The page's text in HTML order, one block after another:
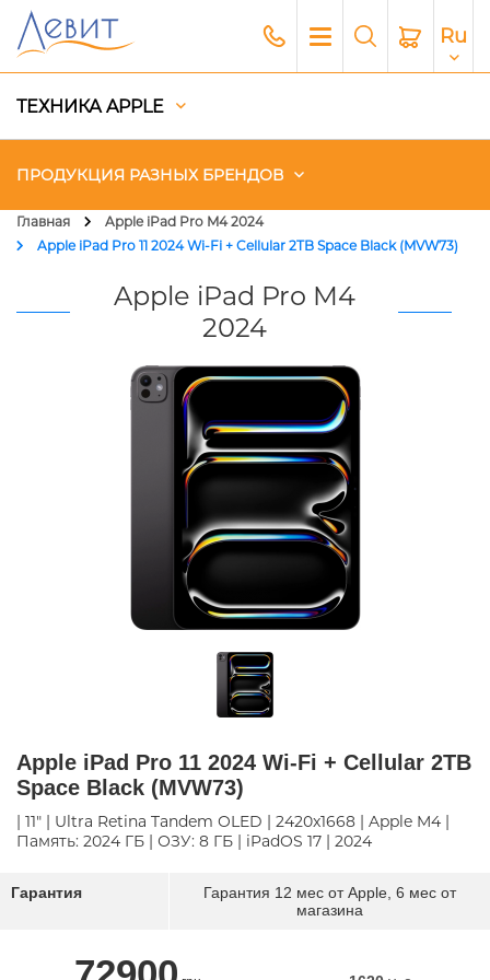
Ru
ТЕХНИКА APPLE
ПРОДУКЦИЯ РАЗНЫХ БРЕНДОВ
Чехлы
Акустика
Платный сервис Apple
Главная
Apple iPad Pro M4 2024
Apple iPad Pro 11 2024 Wi-Fi + Cellular 2TB Space Black (MVW73)
Apple iPad Pro M4
2024
Apple iPad Pro 11 2024 Wi-Fi + Cellular 2TB
Space Black (MVW73)
| 11" | Ultra Retina Tandem OLED | 2420x1668 | Apple M4 |
Память: 2024 ГБ | ОЗУ: 8 ГБ | iPadOS 17 | 2024
Гарантия
Гарантия 12 мес от Apple, 6 мес от
магазина